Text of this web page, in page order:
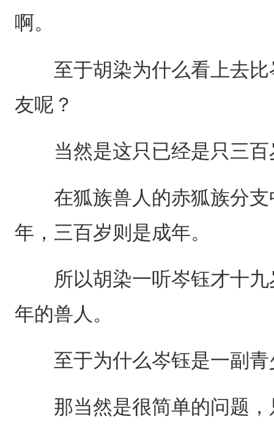
啊。
至于胡染为什么看上去比
友呢？
当然是这只已经是只三百
在狐族兽人的赤狐族分支
年，三百岁则是成年。
所以胡染一听岑钰才十九
年的兽人。
至于为什么岑钰是一副青
那当然是很简单的问题，